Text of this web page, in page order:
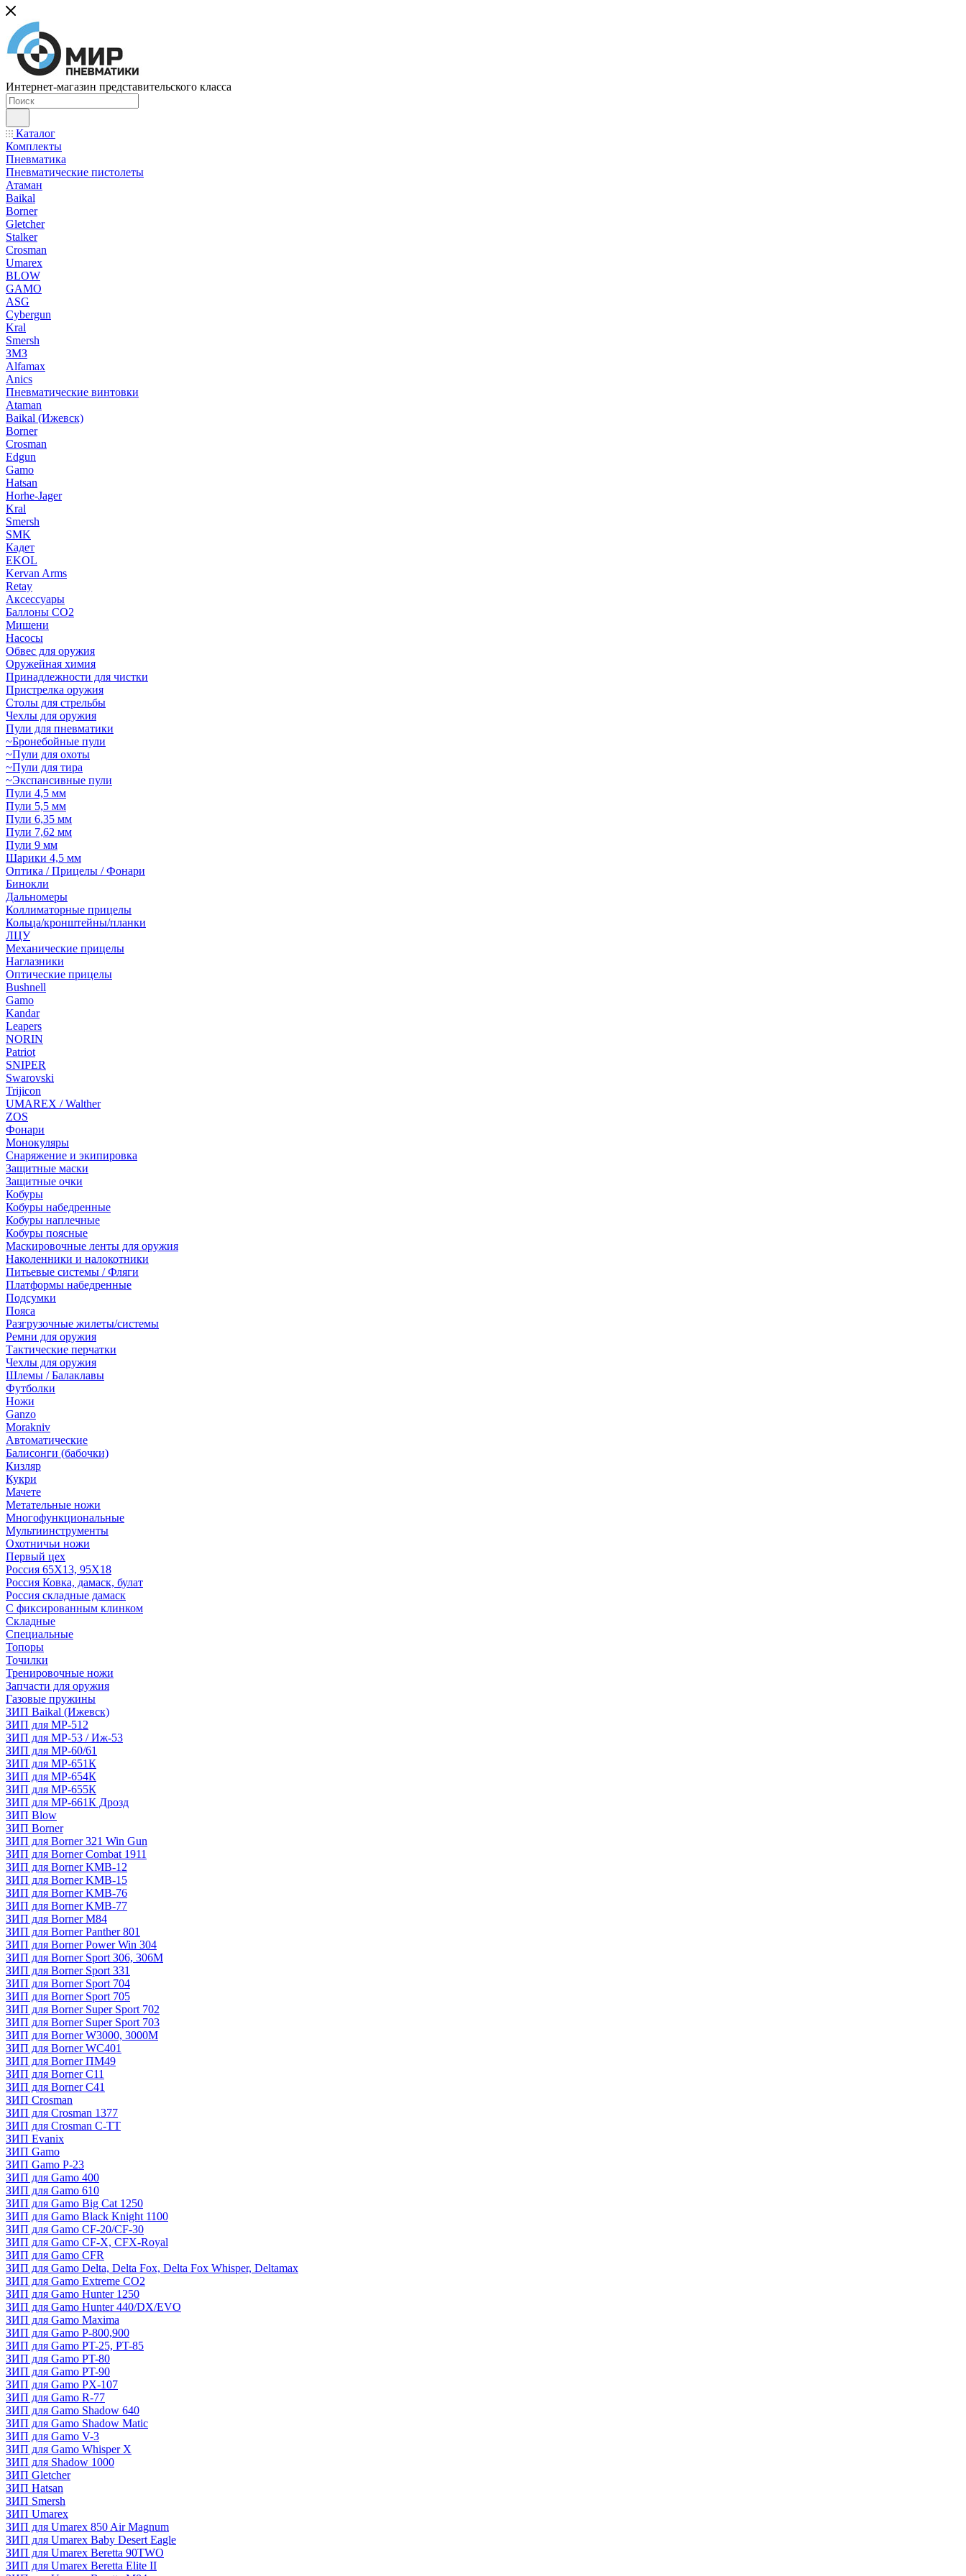
Интернет-магазин представительского класса
Каталог
Комплекты
Пневматика
Пневматические пистолеты
Атаман
Baikal
Borner
Gletcher
Stalker
Crosman
Umarex
BLOW
GAMO
ASG
Cybergun
Kral
Smersh
ЗМЗ
Alfamax
Anics
Пневматические винтовки
Ataman
Baikal (Ижевск)
Borner
Crosman
Edgun
Gamo
Hatsan
Horhe-Jager
Kral
Smersh
SMK
Кадет
EKOL
Kervan Arms
Retay
Аксессуары
Баллоны СО2
Мишени
Насосы
Обвес для оружия
Оружейная химия
Принадлежности для чистки
Пристрелка оружия
Столы для стрельбы
Чехлы для оружия
Пули для пневматики
~Бронебойные пули
~Пули для охоты
~Пули для тира
~Экспансивные пули
Пули 4,5 мм
Пули 5,5 мм
Пули 6,35 мм
Пули 7,62 мм
Пули 9 мм
Шарики 4,5 мм
Оптика / Прицелы / Фонари
Бинокли
Дальномеры
Коллиматорные прицелы
Кольца/кронштейны/планки
ЛЦУ
Механические прицелы
Наглазники
Оптические прицелы
Bushnell
Gamo
Kandar
Leapers
NORIN
Patriot
SNIPER
Swarovski
Trijicon
UMAREX / Walther
ZOS
Фонари
Монокуляры
Снаряжение и экипировка
Защитные маски
Защитные очки
Кобуры
Кобуры набедренные
Кобуры наплечные
Кобуры поясные
Маскировочные ленты для оружия
Наколенники и налокотники
Питьевые системы / Фляги
Платформы набедренные
Подсумки
Пояса
Разгрузочные жилеты/системы
Ремни для оружия
Тактические перчатки
Чехлы для оружия
Шлемы / Балаклавы
Футболки
Ножи
Ganzo
Morakniv
Автоматические
Балисонги (бабочки)
Кизляр
Кукри
Мачете
Метательные ножи
Многофункциональные
Мультиинструменты
Охотничьи ножи
Первый цех
Россия 65Х13, 95Х18
Россия Ковка, дамаск, булат
Россия складные дамаск
С фиксированным клинком
Складные
Специальные
Топоры
Точилки
Тренировочные ножи
Запчасти для оружия
Газовые пружины
ЗИП Baikal (Ижевск)
ЗИП для МР-512
ЗИП для МР-53 / Иж-53
ЗИП для МР-60/61
ЗИП для МР-651К
ЗИП для МР-654К
ЗИП для МР-655К
ЗИП для МР-661К Дрозд
ЗИП Blow
ЗИП Borner
ЗИП для Borner 321 Win Gun
ЗИП для Borner Combat 1911
ЗИП для Borner KMB-12
ЗИП для Borner KMB-15
ЗИП для Borner KMB-76
ЗИП для Borner KMB-77
ЗИП для Borner M84
ЗИП для Borner Panther 801
ЗИП для Borner Power Win 304
ЗИП для Borner Sport 306, 306M
ЗИП для Borner Sport 331
ЗИП для Borner Sport 704
ЗИП для Borner Sport 705
ЗИП для Borner Super Sport 702
ЗИП для Borner Super Sport 703
ЗИП для Borner W3000, 3000М
ЗИП для Borner WC401
ЗИП для Borner ПМ49
ЗИП для Borner С11
ЗИП для Borner С41
ЗИП Crosman
ЗИП для Crosman 1377
ЗИП для Crosman C-TT
ЗИП Evanix
ЗИП Gamo
ЗИП Gamo P-23
ЗИП для Gamo 400
ЗИП для Gamo 610
ЗИП для Gamo Big Cat 1250
ЗИП для Gamo Black Knight 1100
ЗИП для Gamo CF-20/CF-30
ЗИП для Gamo CF-X, CFX-Royal
ЗИП для Gamo CFR
ЗИП для Gamo Delta, Delta Fox, Delta Fox Whisper, Deltamax
ЗИП для Gamo Extreme CO2
ЗИП для Gamo Hunter 1250
ЗИП для Gamo Hunter 440/DX/EVO
ЗИП для Gamo Maxima
ЗИП для Gamo P-800,900
ЗИП для Gamo PT-25, PT-85
ЗИП для Gamo PT-80
ЗИП для Gamo PT-90
ЗИП для Gamo PX-107
ЗИП для Gamo R-77
ЗИП для Gamo Shadow 640
ЗИП для Gamo Shadow Matic
ЗИП для Gamo V-3
ЗИП для Gamo Whisper X
ЗИП для Shadow 1000
ЗИП Gletcher
ЗИП Hatsan
ЗИП Smersh
ЗИП Umarex
ЗИП для Umarex 850 Air Magnum
ЗИП для Umarex Baby Desert Eagle
ЗИП для Umarex Beretta 90TWO
ЗИП для Umarex Beretta Elite II